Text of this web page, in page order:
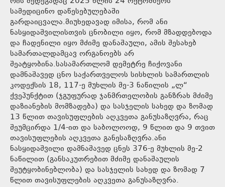
სამედიცინო დაწესებულებაში
გარდაიცვალა.მიუხედავად იმისა, რომ ანი
ნასყიდაშვილისთვის ცნობილი იყო, რომ მზადდებოდა
და ჩადენილი იყო მძიმე დანაშაული, ამის შესახებ
სამართალდამცავ ორგანოებს არ
შეატყობინა.სასამართლომ დემეტრე ჩიქოვანი
დამნაშავედ ცნო საქართველოს სისხლის სამართლის
კოდექსის 18, 117-ე მუხლის მე-3 ნაწილის „ლ“
ქვეპუნქტით (ჯგუფურად ჯანმრთელობის განზრახ მძიმე
დაზიანების მომზადება) და სასჯელის სახედ და ზომად
13 წლით თავისუფლების აღკვეთა განუსაზღვრა, რაც
შეუმცირდა 1/4-ით და საბოლოოდ, 9 წლით და 9 თვით
თავისუფლების აღკვეთა განესაზღვრა.ანი
ნასყიდაშვილი დამნაშავედ ცნეს 376-ე მუხლის მე-2
ნაწილით (განსაკუთრებით მძიმე დანაშაულის
შეუტყობინებლობა) და სასჯელის სახედ და ზომად 7
წლით თავისუფლების აღკვეთა განუსაზღვრა.